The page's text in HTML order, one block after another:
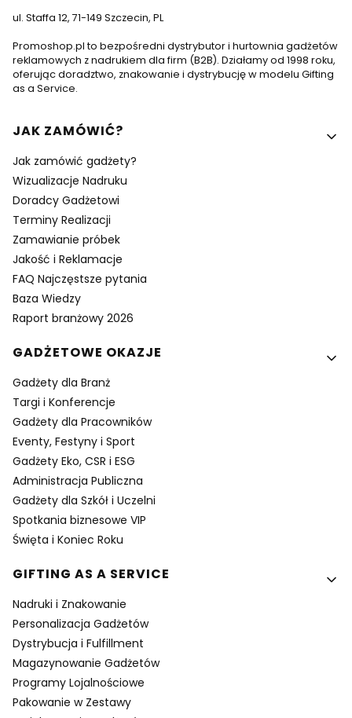
ul. Staffa 12, 71-149 Szczecin, PL
Promoshop.pl to bezpośredni dystrybutor i hurtownia gadżetów
reklamowych z nadrukiem dla firm (B2B). Działamy od 1998 roku,
oferując doradztwo, znakowanie i dystrybucję w modelu Gifting
as a Service.
Linki w stopce
JAK ZAMÓWIĆ?
Jak zamówić gadżety?
Wizualizacje Nadruku
Doradcy Gadżetowi
Terminy Realizacji
Zamawianie próbek
Jakość i Reklamacje
FAQ Najczęstsze pytania
Baza Wiedzy
Raport branżowy 2026
GADŻETOWE OKAZJE
Gadżety dla Branż
Targi i Konferencje
Gadżety dla Pracowników
Eventy, Festyny i Sport
Gadżety Eko, CSR i ESG
Administracja Publiczna
Gadżety dla Szkół i Uczelni
Spotkania biznesowe VIP
Święta i Koniec Roku
GIFTING AS A SERVICE
Nadruki i Znakowanie
Personalizacja Gadżetów
Dystrybucja i Fulfillment
Magazynowanie Gadżetów
Programy Lojalnościowe
Pakowanie w Zestawy